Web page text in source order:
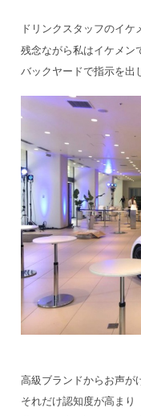
ドリンクスタッフのイ
残念ながら私はイケメン
バックヤードで指示を出
高級ブランドからお声が
それだけ認知度が高まり